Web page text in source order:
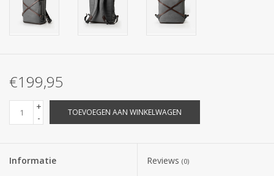
€199,95
+
-
TOEVOEGEN AAN WINKELWAGEN
Informatie Reviews (0)